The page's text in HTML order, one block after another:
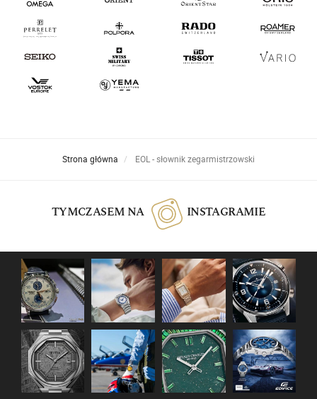
Strona główna EOL - słownik zegarmistrzowski
TYMCZASEM NA INSTAGRAMIE